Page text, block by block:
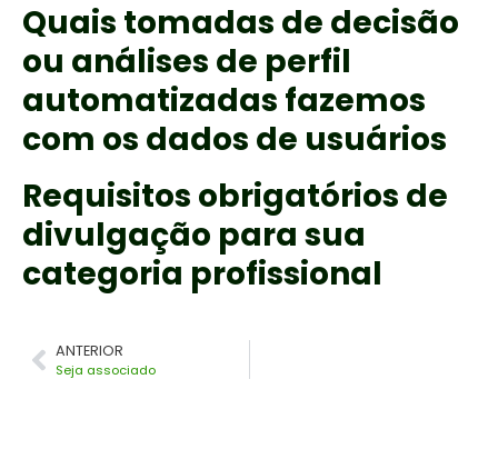
Quais tomadas de decisão
ou análises de perfil
automatizadas fazemos
com os dados de usuários
Requisitos obrigatórios de
divulgação para sua
categoria profissional
ANTERIOR
Seja associado